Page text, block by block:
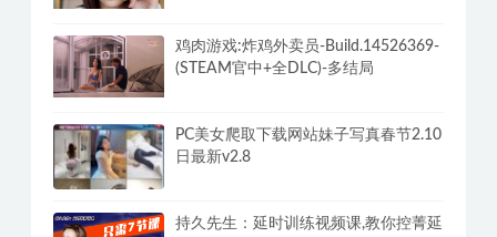
鸡肉游戏:炸鸡外卖员-Build.14526369-
(STEAM官中+全DLC)-多结局
PC美女爬取下载网站妹子写真春节2.10
日最新v2.8
持久先生：延时训练视频课,教你控菁延